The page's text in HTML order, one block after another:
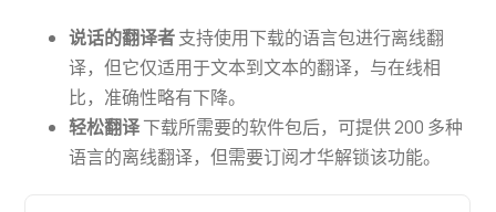
说话的翻译者支持使用下载的语言包进行离线翻
译，但它仅适用于文本到文本的翻译，与在线相
比，准确性略有下降。
轻松翻译下载所需要的软件包后，可提供 200 多种
语言的离线翻译，但需要订阅才华解锁该功能。